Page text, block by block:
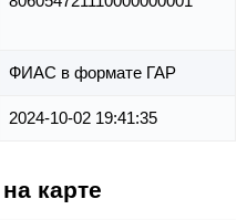
ФИАС в формате ГАР
2024-10-02 19:41:35
карте